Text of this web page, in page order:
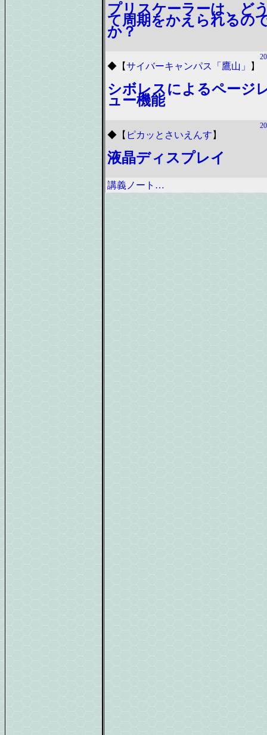
プリスケーラーは、ど
て周期をかえられるの
か？
◆ 【サイバーキャンパス「鷹山」 】
シボレスによるページ
ュー機能
◆ 【 ピカッとさいえんす 】
液晶ディスプレイ
講義ノート…